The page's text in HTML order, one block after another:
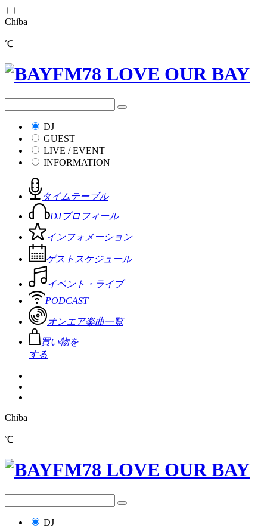
Chiba
℃
DJ
GUEST
LIVE / EVENT
INFORMATION
タイムテーブル
DJプロフィール
インフォメーション
ゲストスケジュール
イベント・ライブ
PODCAST
オンエア楽曲一覧
買い物を
する
Chiba
℃
DJ